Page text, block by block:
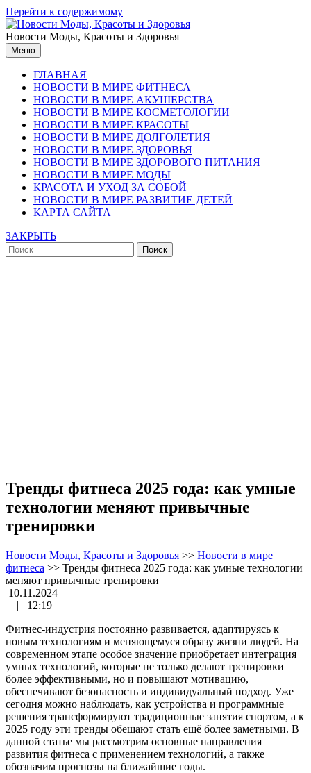
Перейти к содержимому
Новости Моды, Красоты и Здоровья
Меню
ГЛАВНАЯ
НОВОСТИ В МИРЕ ФИТНЕСА
НОВОСТИ В МИРЕ АКУШЕРСТВА
НОВОСТИ В МИРЕ КОСМЕТОЛОГИИ
НОВОСТИ В МИРЕ КРАСОТЫ
НОВОСТИ В МИРЕ ДОЛГОЛЕТИЯ
НОВОСТИ В МИРЕ ЗДОРОВЬЯ
НОВОСТИ В МИРЕ ЗДОРОВОГО ПИТАНИЯ
НОВОСТИ В МИРЕ МОДЫ
КРАСОТА И УХОД ЗА СОБОЙ
НОВОСТИ В МИРЕ РАЗВИТИЕ ДЕТЕЙ
КАРТА САЙТА
ЗАКРЫТЬ
Тренды фитнеса 2025 года: как умные
технологии меняют привычные
тренировки
Новости Моды, Красоты и Здоровья >> Новости в мире
фитнеса >> Тренды фитнеса 2025 года: как умные технологии
меняют привычные тренировки
10.11.2024
|
12:19
Фитнес-индустрия постоянно развивается, адаптируясь к
новым технологиям и меняющемуся образу жизни людей. На
современном этапе особое значение приобретает интеграция
умных технологий, которые не только делают тренировки
более эффективными, но и повышают мотивацию,
обеспечивают безопасность и индивидуальный подход. Уже
сегодня можно наблюдать, как устройства и программные
решения трансформируют традиционные занятия спортом, а к
2025 году эти тренды обещают стать ещё более заметными. В
данной статье мы рассмотрим основные направления
развития фитнеса с применением технологий, а также
обозначим прогнозы на ближайшие годы.